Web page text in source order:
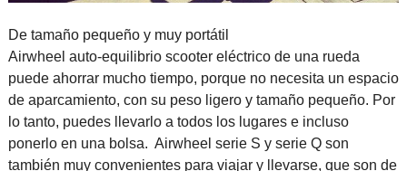
De tamaño pequeño y muy portátil
Airwheel auto-equilibrio scooter eléctrico de una rueda
puede ahorrar mucho tiempo, porque no necesita un espacio
de aparcamiento, con su peso ligero y tamaño pequeño. Por
lo tanto, puedes llevarlo a todos los lugares e incluso
ponerlo en una bolsa. Airwheel serie S y serie Q son
también muy convenientes para viajar y llevarse, que son de